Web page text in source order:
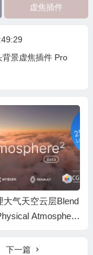
虚焦插件
背景虚焦插件 Pro
大气天空云层Blend
Atmosphere
下一篇